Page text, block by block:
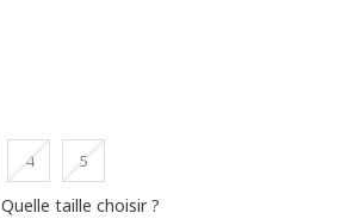
4 5
Quelle taille choisir ?